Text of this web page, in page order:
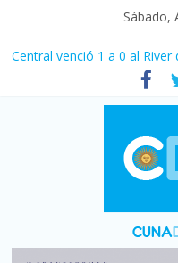
Sábado,
Central venció 1 a 0 al
La morosidad alcanzó su
afecta a 400 mil deudores
Desde que asumió Milei
denuncia crisis como en
Vacaciones de invierno
turístico: 4,6 millones de
Fuerte caída de la venta de